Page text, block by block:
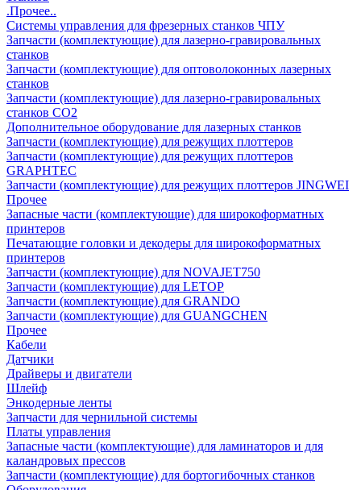
.Прочее..
Системы управления для фрезерных станков ЧПУ
Запчасти (комплектующие) для лазерно-гравировальных
станков
Запчасти (комплектующие) для оптоволоконных лазерных
станков
Запчасти (комплектующие) для лазерно-гравировальных
станков CO2
Дополнительное оборудование для лазерных станков
Запчасти (комплектующие) для режущих плоттеров
Запчасти (комплектующие) для режущих плоттеров
GRAPHTEC
Запчасти (комплектующие) для режущих плоттеров JINGWEI
Прочее
Запасные части (комплектующие) для широкоформатных
принтеров
Печатающие головки и декодеры для широкоформатных
принтеров
Запчасти (комплектующие) для NOVAJET750
Запчасти (комплектующие) для LETOP
Запчасти (комплектующие) для GRANDO
Запчасти (комплектующие) для GUANGCHEN
Прочее
Кабели
Датчики
Драйверы и двигатели
Шлейф
Энкодерные ленты
Запчасти для чернильной системы
Платы управления
Запасные части (комплектующие) для ламинаторов и для
каландровых прессов
Запчасти (комплектующие) для бортогибочных станков